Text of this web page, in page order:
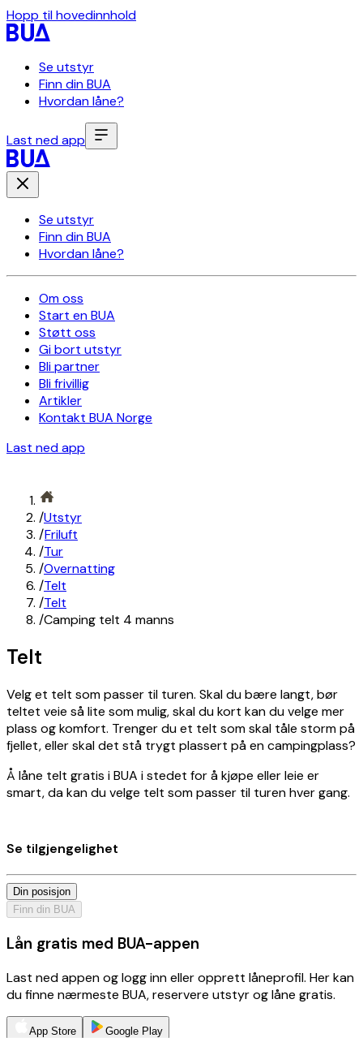
Hopp til hovedinnhold
Se utstyr
Finn din BUA
Hvordan låne?
Last ned app
Se utstyr
Finn din BUA
Hvordan låne?
Om oss
Start en BUA
Støtt oss
Gi bort utstyr
Bli partner
Bli frivillig
Artikler
Kontakt BUA Norge
Last ned app
/Utstyr
/Friluft
/Tur
/Overnatting
/Telt
/Telt
/Camping telt 4 manns
Telt
Velg et telt som passer til turen. Skal du bære langt, bør
teltet veie så lite som mulig, skal du kort kan du velge mer
plass og komfort. Trenger du et telt som skal tåle storm på
fjellet, eller skal det stå trygt plassert på en campingplass?
Å låne telt gratis i BUA i stedet for å kjøpe eller leie er
smart, da kan du velge telt som passer til turen hver gang.
Se tilgjengelighet
Din posisjon
Finn din BUA
Lån gratis med BUA-appen
Last ned appen og logg inn eller opprett låneprofil. Her kan
du finne nærmeste BUA, reservere utstyr og låne gratis.
App Store Google Play